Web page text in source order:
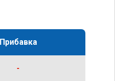
Прибавка
-